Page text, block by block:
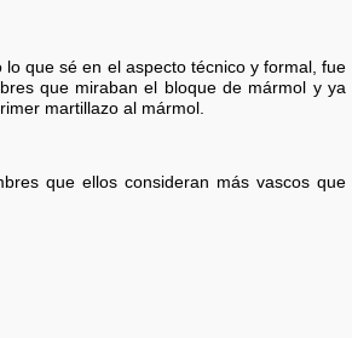
que sé en el aspecto técnico y formal, fue
que miraban el bloque de mármol y ya
martillazo al mármol.
que ellos consideran más vascos que